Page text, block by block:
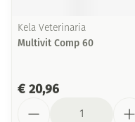
Kela Veterinaria
Multivit Comp 60
€ 20,96